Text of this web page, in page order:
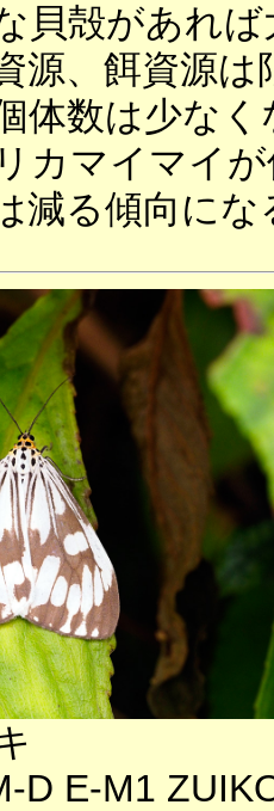
貝殻があれ
源、餌資源
体数は少な
カマイマイ
減る傾向に
D E-M1